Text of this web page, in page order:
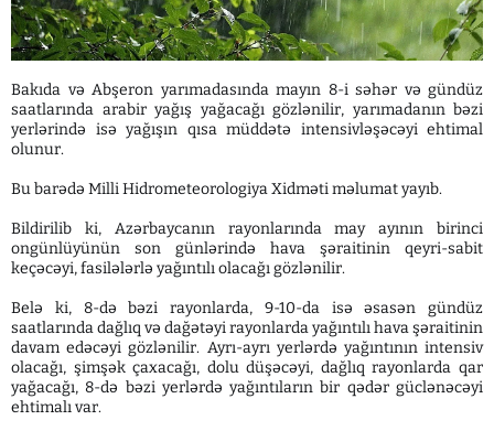
Bakıda və Abşeron yarımadasında mayın 8-i səhər və gündüz
saatlarında arabir yağış yağacağı gözlənilir, yarımadanın bəzi
yerlərində isə yağışın qısa müddətə intensivləşəcəyi ehtimal
olunur.
Bu barədə Milli Hidrometeorologiya Xidməti məlumat yayıb.
Bildirilib ki, Azərbaycanın rayonlarında may ayının birinci
ongünlüyünün son günlərində hava şəraitinin qeyri-sabit
keçəcəyi, fasilələrlə yağıntılı olacağı gözlənilir.
Belə ki, 8-də bəzi rayonlarda, 9-10-da isə əsasən gündüz
saatlarında dağlıq və dağətəyi rayonlarda yağıntılı hava şəraitinin
davam edəcəyi gözlənilir. Ayrı-ayrı yerlərdə yağıntının intensiv
olacağı, şimşək çaxacağı, dolu düşəcəyi, dağlıq rayonlarda qar
yağacağı, 8-də bəzi yerlərdə yağıntıların bir qədər güclənəcəyi
ehtimalı var.